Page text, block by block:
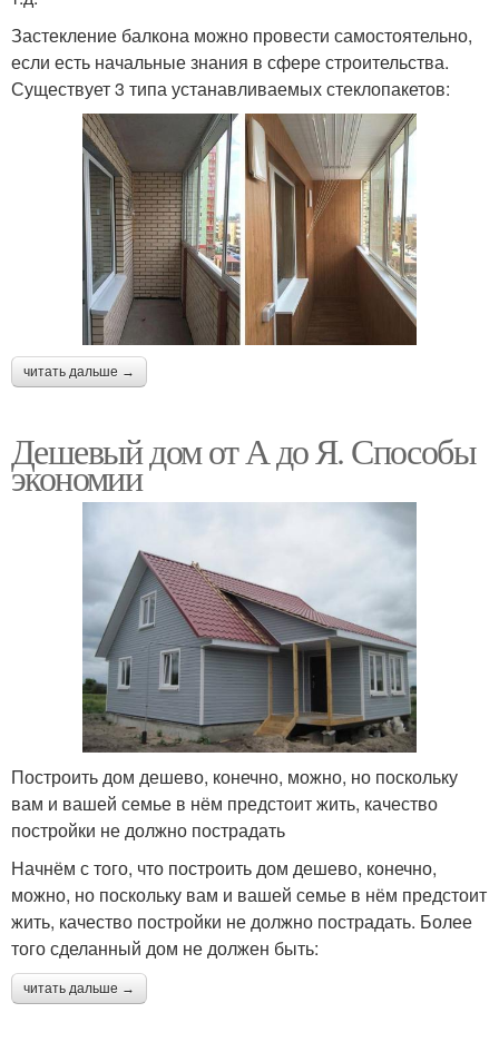
Застекление балкона можно провести самостоятельно,
если есть начальные знания в сфере строительства.
Существует 3 типа устанавливаемых стеклопакетов:
читать дальше →
Дешевый дом от А до Я. Способы
экономии
Построить дом дешево, конечно, можно, но поскольку
вам и вашей семье в нём предстоит жить, качество
постройки не должно пострадать
Начнём с того, что построить дом дешево, конечно,
можно, но поскольку вам и вашей семье в нём предстоит
жить, качество постройки не должно пострадать. Более
того сделанный дом не должен быть:
читать дальше →